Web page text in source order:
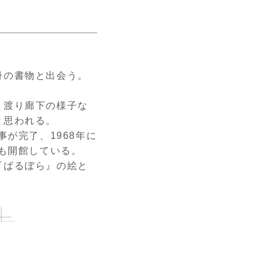
書物と出会う。
り廊下の様子な
われる。
が完了、 1968年に
開館している。
るぼら』の絵と